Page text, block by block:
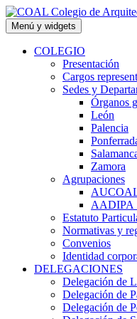
Saltar
al
contenido
Menú y widgets
COLEGIO
Presentación
Cargos
Sedes y
Órganos
León
Palencia
Zamora
Agrupaciones
Estatuto
Normativas y
Convenios
Identidad
DELEGACIONES
Delegación de
Delegación de
Delegación de